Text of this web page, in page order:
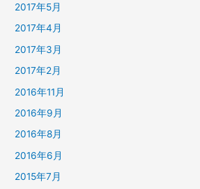
2017年5月
2017年4月
2017年3月
2017年2月
2016年11月
2016年9月
2016年8月
2016年6月
2015年7月